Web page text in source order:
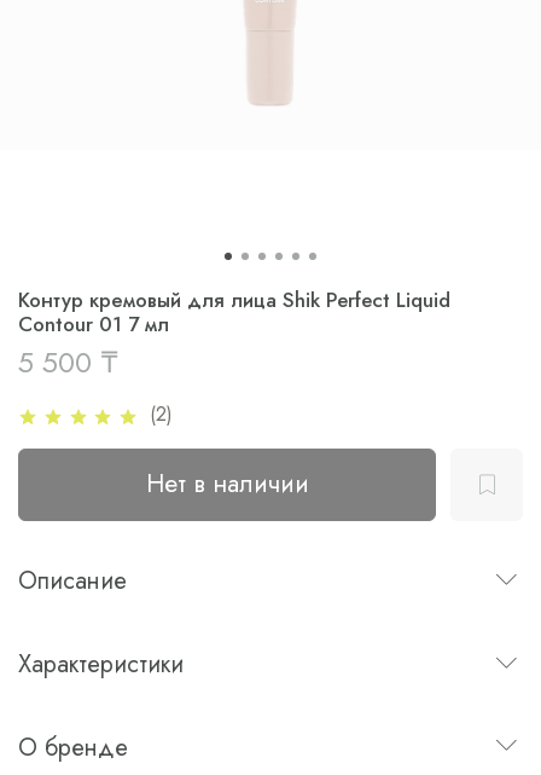
(2)
Контур кремовый для лица Shik Perfect Liquid
Contour 01 7 мл
5 500 ₸
Нет в наличии
Описание
Характеристики
О бренде